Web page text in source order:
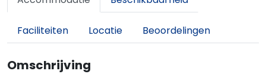
Faciliteiten Locatie Beoordelingen
Omschrijving